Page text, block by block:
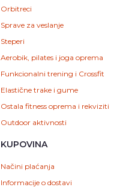
Orbitreci
Sprave za veslanje
Steperi
Aerobik, pilates i joga oprema
Funkcionalni trening i Crossfit
Elastične trake i gume
Ostala fitness oprema i rekviziti
Outdoor aktivnosti
KUPOVINA
Načini plaćanja
Informacije o dostavi